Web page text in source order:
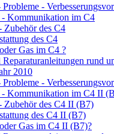
-
Kommunikation im C4
Zubehör des C4
des C4
Gas im C4 ?
rund
2010
-
Kommunikation im C4 II
Zubehör des C4 II (B7)
des C4 II (B7)
Gas im C4 II (B7)?